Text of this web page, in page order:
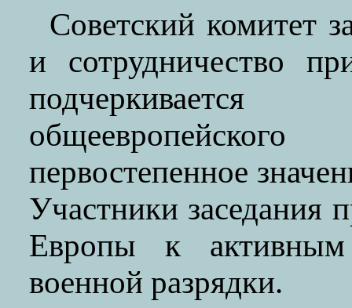
Советский комитет
и сотрудничество
первостепенное
Участники заседания
Европы к
военной разрядки.